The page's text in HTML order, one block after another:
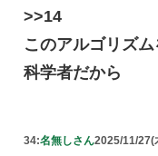
>>14
このアルゴリズ
科学者だから
34:名無しさん2025/11/27(